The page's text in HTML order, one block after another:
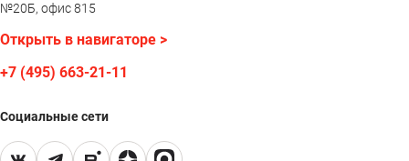
№20Б, офис 815
Открыть в навигаторе >
+7 (495) 663-21-11
Социальные сети